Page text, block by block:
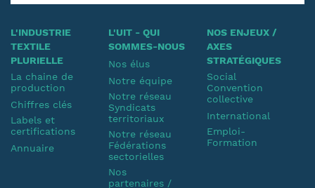
L'INDUSTRIE
TEXTILE
PLURIELLE
La chaine de
production
Chiffres clés
Labels et
certifications
Annuaire
L'UIT - QUI
SOMMES-NOUS
Nos élus
Notre équipe
Notre réseau
Syndicats
territoriaux
Notre réseau
Fédérations
sectorielles
Nos
partenaires /
NOS ENJEUX /
AXES
STRATÉGIQUES
Social
Convention
collective
International
Emploi-
Formation